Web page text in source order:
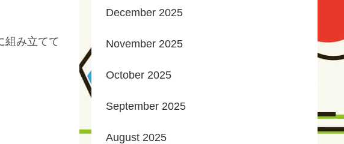
組み立てて
December 2025
November 2025
October 2025
September 2025
August 2025